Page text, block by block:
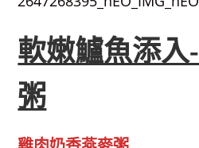
軟嫩鱸魚添
粥